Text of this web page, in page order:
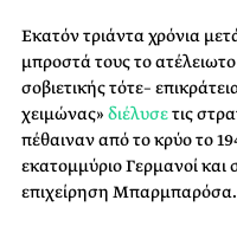
Εκατόν τριάντα χρόνια
μπροστά τους το
σοβιετικής τότε–
χειμώνας» διέλυσετις
πέθαιναν από το κρύο το
εκατομμύριο Γερμανοί και
επιχείρηση Μπαρμπαρόσα.